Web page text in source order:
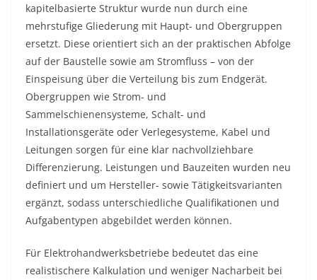
kapitelbasierte Struktur wurde nun durch eine
mehrstufige Gliederung mit Haupt- und Obergruppen
ersetzt. Diese orientiert sich an der praktischen Abfolge
auf der Baustelle sowie am Stromfluss – von der
Einspeisung über die Verteilung bis zum Endgerät.
Obergruppen wie Strom- und
Sammelschienensysteme, Schalt- und
Installationsgeräte oder Verlegesysteme, Kabel und
Leitungen sorgen für eine klar nachvollziehbare
Differenzierung. Leistungen und Bauzeiten wurden neu
definiert und um Hersteller- sowie Tätigkeitsvarianten
ergänzt, sodass unterschiedliche Qualifikationen und
Aufgabentypen abgebildet werden können.
Für Elektrohandwerksbetriebe bedeutet das eine
realistischere Kalkulation und weniger Nacharbeit bei